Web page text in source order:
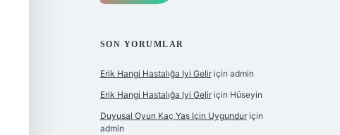
SON YORUMLAR
Erik Hangi Hastalığa Iyi Geliriçin admin
Erik Hangi Hastalığa Iyi Geliriçin Hüseyin
Duyusal Oyun Kaç Yaş Için Uygunduriçin
admin